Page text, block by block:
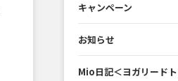
キャンペーン
お知らせ
Mio日記＜ヨガリード